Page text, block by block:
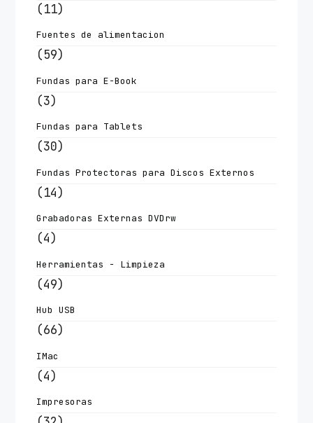
(11)
Fuentes de alimentacion
(59)
Fundas para E-Book
(3)
Fundas para Tablets
(30)
Fundas Protectoras para Discos Externos
(14)
Grabadoras Externas DVDrw
(4)
Herramientas - Limpieza
(49)
Hub USB
(66)
IMac
(4)
Impresoras